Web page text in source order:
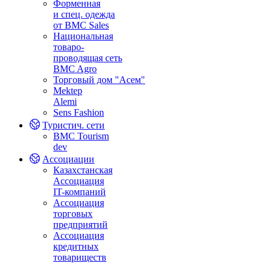
Форменная
и спец. одежда
от BMC Sales
Национальная
товаро-
проводящая сеть
BMC Agro
Торговый дом "Асем"
Mektep
Alemi
Sens Fashion
Туристич. сети
BMC Tourism
dev
Ассоциации
Казахстанская
Ассоциация
IT-компаний
Ассоциация
торговых
предприятий
Ассоциация
кредитных
товариществ